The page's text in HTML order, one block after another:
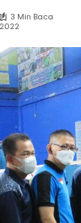
3 Min Baca